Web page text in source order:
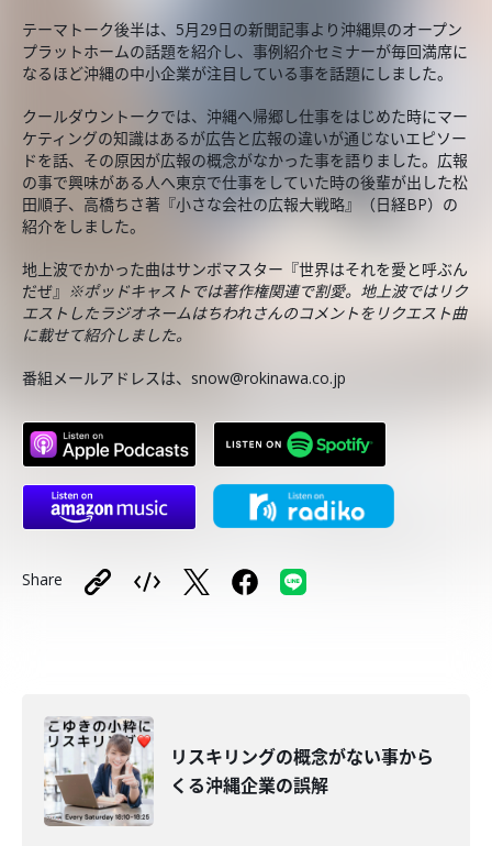
テーマトーク後半は、5月29日の新聞記事より沖縄県のオープン
プラットホームの話題を紹介し、事例紹介セミナーが毎回満席に
なるほど沖縄の中小企業が注目している事を話題にしました。
クールダウントークでは、沖縄へ帰郷し仕事をはじめた時にマー
ケティングの知識はあるが広告と広報の違いが通じないエピソー
ドを話、その原因が広報の概念がなかった事を語りました。広報
の事で興味がある人へ東京で仕事をしていた時の後輩が出した松
田順子、高橋ちさ著『小さな会社の広報大戦略』（日経BP）の
紹介をしました。
地上波でかかった曲はサンボマスター『世界はそれを愛と呼ぶん
だぜ』 ※ポッドキャストでは著作権関連で割愛。地上波ではリク
エストしたラジオネームはちわれさんのコメントをリクエスト曲
に載せて紹介しました。
番組メールアドレスは、snow@rokinawa.co.jp
Share
リスキリングの概念がない事から
くる沖縄企業の誤解